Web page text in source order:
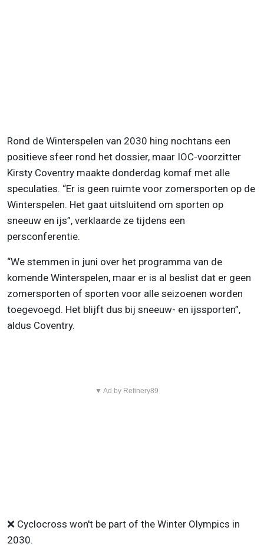
Rond de Winterspelen van 2030 hing nochtans een
positieve sfeer rond het dossier, maar IOC-voorzitter
Kirsty Coventry maakte donderdag komaf met alle
speculaties. “Er is geen ruimte voor zomersporten op de
Winterspelen. Het gaat uitsluitend om sporten op
sneeuw en ijs”, verklaarde ze tijdens een
persconferentie.
“We stemmen in juni over het programma van de
komende Winterspelen, maar er is al beslist dat er geen
zomersporten of sporten voor alle seizoenen worden
toegevoegd. Het blijft dus bij sneeuw- en ijssporten”,
aldus Coventry.
▼ Ad by Refinery89
❌ Cyclocross won't be part of the Winter Olympics in
2030.